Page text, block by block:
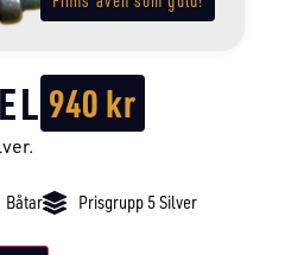
940kr
Båtar Prisgrupp 5 Silver